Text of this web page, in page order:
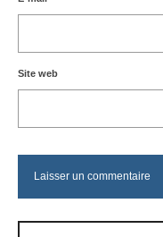
Site web